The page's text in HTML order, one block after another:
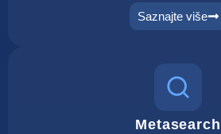
Saznajte više
Metasearch